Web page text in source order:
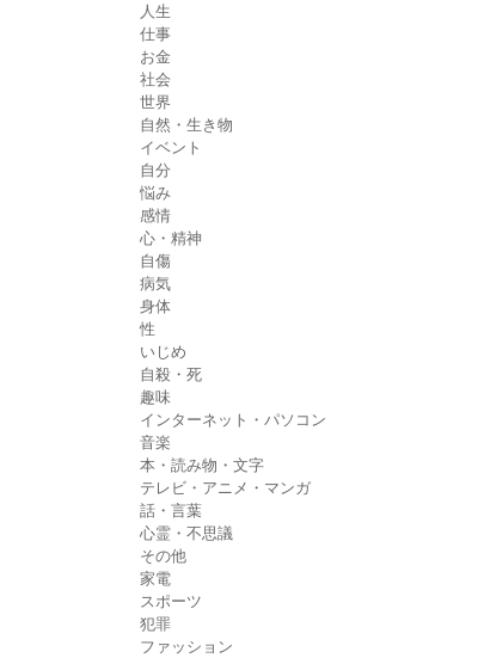
人生
仕事
お金
社会
世界
自然・生き物
イベント
自分
悩み
感情
心・精神
自傷
病気
身体
性
いじめ
自殺・死
趣味
インターネット・パソコン
音楽
本・読み物・文字
テレビ・アニメ・マンガ
話・言葉
心霊・不思議
その他
家電
スポーツ
犯罪
ファッション